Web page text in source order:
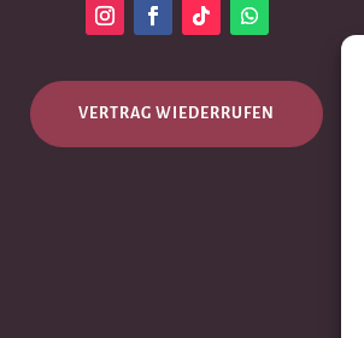
VERTRAG WIEDERRUFEN